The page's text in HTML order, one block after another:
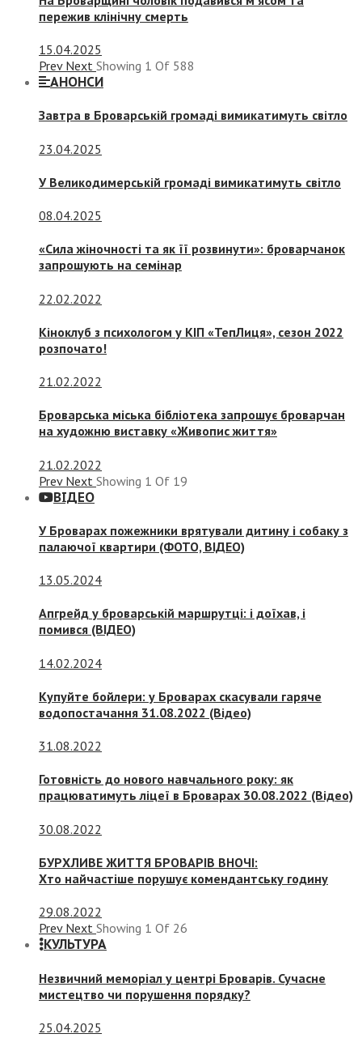
пережив клінічну смерть
15.04.2025
Prev Next Showing 1 Of 588
АНОНСИ
Завтра в Броварській громаді вимикатимуть світло
23.04.2025
У Великодимерській громаді вимикатимуть світло
08.04.2025
«Сила жіночності та як її розвинути»: броварчанок
запрошують на семінар
22.02.2022
Кіноклуб з психологом у КІП «ТепЛиця», сезон 2022
розпочато!
21.02.2022
Броварська міська бібліотека запрошує броварчан
на художню виставку «Живопис життя»
21.02.2022
Prev Next Showing 1 Of 19
ВІДЕО
У Броварах пожежники врятували дитину і собаку з
палаючої квартири (ФОТО, ВІДЕО)
13.05.2024
Апгрейд у броварській маршрутці: і доїхав, і
помився (ВІДЕО)
14.02.2024
Купуйте бойлери: у Броварах скасували гаряче
водопостачання 31.08.2022 (Відео)
31.08.2022
Готовність до нового навчального року: як
працюватимуть ліцеї в Броварах 30.08.2022 (Відео)
30.08.2022
БУРХЛИВЕ ЖИТТЯ БРОВАРІВ ВНОЧІ:
Хто найчастіше порушує комендантську годину
29.08.2022
Prev Next Showing 1 Of 26
КУЛЬТУРА
Незвичний меморіал у центрі Броварів. Сучасне
мистецтво чи порушення порядку?
25.04.2025